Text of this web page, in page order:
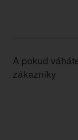
A pokud
zákazníky